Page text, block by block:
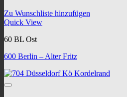
Zu Wunschliste hinzufügen
Quick View
60 BL Ost
600 Berlin – Alter Fritz